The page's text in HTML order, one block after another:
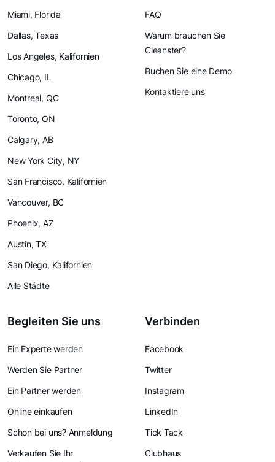
Miami, Florida
Dallas, Texas
Los Angeles, Kalifornien
Chicago, IL
Montreal, QC
Toronto, ON
Calgary, AB
New York City, NY
San Francisco, Kalifornien
Vancouver, BC
Phoenix, AZ
Austin, TX
San Diego, Kalifornien
Alle Städte
FAQ
Warum brauchen Sie
Cleanster?
Buchen Sie eine Demo
Kontaktiere uns
Begleiten Sie uns
Ein Experte werden
Werden Sie Partner
Ein Partner werden
Online einkaufen
Schon bei uns? Anmeldung
Verkaufen Sie Ihr
Verbinden
Facebook
Twitter
Instagram
LinkedIn
Tick Tack
Clubhaus